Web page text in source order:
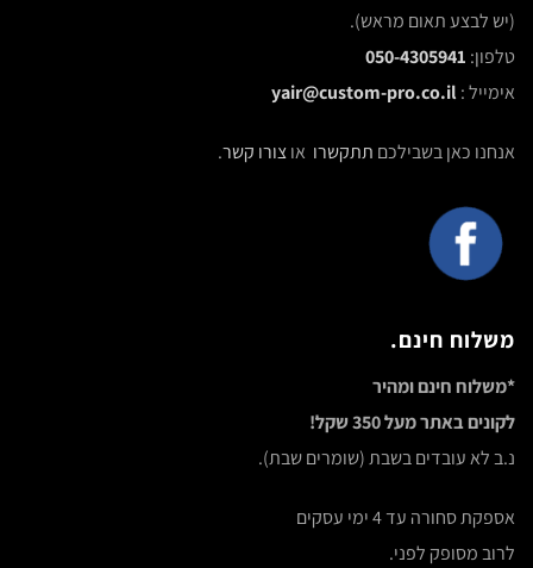
(יש לבצע תאום מראש).
טלפון: 050-4305941
אימייל :yair@custom-pro.co.il
אנחנו כאן בשבילכם תתקשרו אוצורו קשר.
משלוח חינם.
*משלוח חינם ומהיר
לקונים באתר מעל 350 שקל!
נ.ב לא עובדים בשבת (שומרים שבת).
אספקת סחורה עד 4 ימי עסקים
לרוב מסופק לפני.